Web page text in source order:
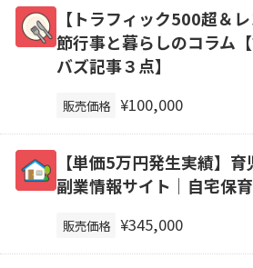
【トラフィック500超＆
節行事と暮らしのコラム
バズ記事３点】
販売価格 ¥100,000
【単価5万円発生実績】
副業情報サイト｜自宅保
販売価格 ¥345,000